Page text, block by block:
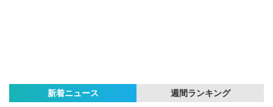
新着ニュース 週間ランキング